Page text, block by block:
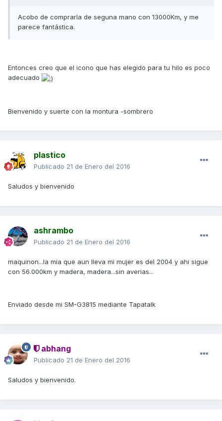
Acobo de comprarla de seguna mano con 13000Km, y me
parece fantástica.
Entonces creo que el icono que has elegido para tu hilo es poco
adecuado
Bienvenido y suerte con la montura -sombrero
plastico
Publicado 21 de Enero del 2016
Saludos y bienvenido
ashrambo
Publicado 21 de Enero del 2016
maquinon...la mia que aun lleva mi mujer es del 2004 y ahi sigue
con 56.000km y madera, madera...sin averias...
Enviado desde mi SM-G3815 mediante Tapatalk
abhang
Publicado 21 de Enero del 2016
Saludos y bienvenido.